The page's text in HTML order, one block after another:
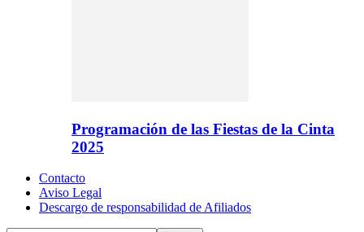
Programación de las Fiestas de la Cinta
2025
Contacto
Aviso Legal
Descargo de responsabilidad de Afiliados